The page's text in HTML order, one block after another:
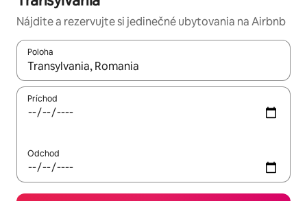
Nájdite a rezervujte si jedinečné ubytovania na Airbnb
Poloha
Keď budú výsledky k dispozícii, môžete si ich prechádzať
Príchod
Odchod